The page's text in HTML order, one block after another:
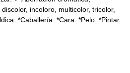
incoloro, multicolor, tricolor,
*Caballería. *Cara. *Pelo. *Pintar.